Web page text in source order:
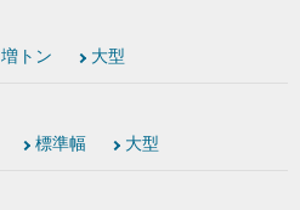
増トン 大型
標準幅 大型